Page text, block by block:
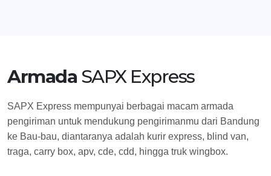
Armada SAPX Express
SAPX Express mempunyai berbagai macam armada
pengiriman untuk mendukung pengirimanmu dari Bandung
ke Bau-bau, diantaranya adalah kurir express, blind van,
traga, carry box, apv, cde, cdd, hingga truk wingbox.